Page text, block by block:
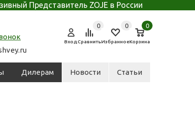
Представитель ZOJE в России
ВходСравнить
0
Избранное
0
Корзина
0
Дилерам Новости Статьи